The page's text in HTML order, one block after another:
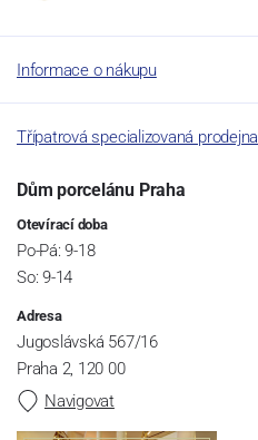
Informace o nákupu
Třípatrová specializovaná prodejna
Dům porcelánu Praha
Otevírací doba
Po-Pá: 9-18
So: 9-14
Adresa
Jugoslávská 567/16
Praha 2, 120 00
Navigovat